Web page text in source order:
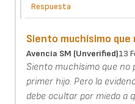
Respuesta
Siento muchísimo que
Avencia SM (unverified)13
Siento muchísimo que no
primer hijo. Pero la
debe ocultar por miedo a